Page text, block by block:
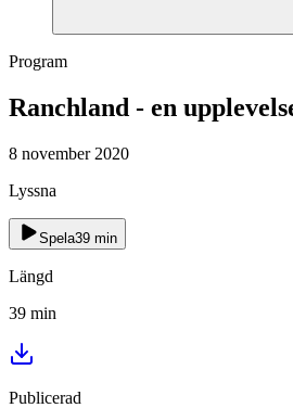
Program
Ranchland - en
8 november 2020
Lyssna
Spela39 min
Längd
39 min
Publicerad